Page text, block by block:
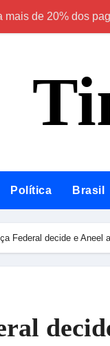
mais de 20% dos
Política Brasil
Federal decide e Aneel